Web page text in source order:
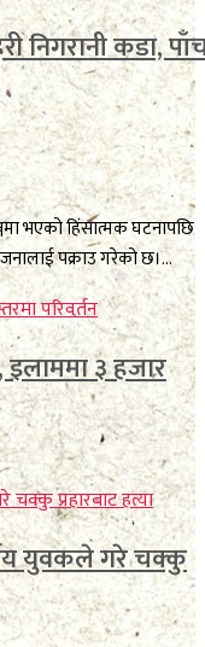
निगरानी कडा,
भएको हिंसात्मक घटनापछि
जनालाई पक्राउ गरेको छ।...
३ हजार
युवकले गरे चक्कु